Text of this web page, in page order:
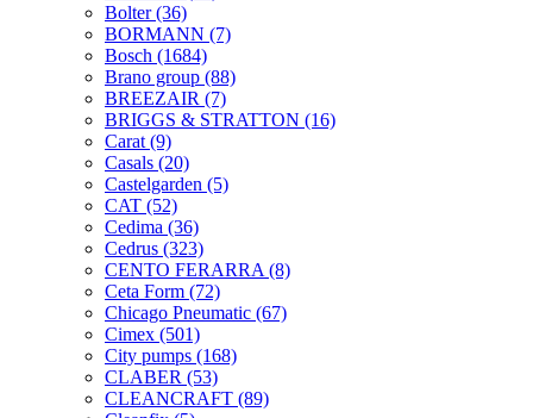
Bolter(36)
BORMANN (7)
Bosch (1684)
Brano group (88)
BREEZAIR (7)
BRIGGS & STRATTON (16)
Carat (9)
Casals (20)
Castelgarden (5)
CAT (52)
Cedima (36)
Cedrus (323)
CENTO FERARRA (8)
Ceta Form (72)
Chicago Pneumatic (67)
Cimex (501)
City pumps (168)
CLABER (53)
CLEANCRAFT (89)